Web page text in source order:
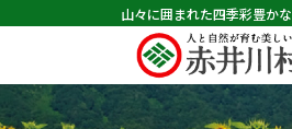
山々に囲まれた四季彩豊か
ホーム